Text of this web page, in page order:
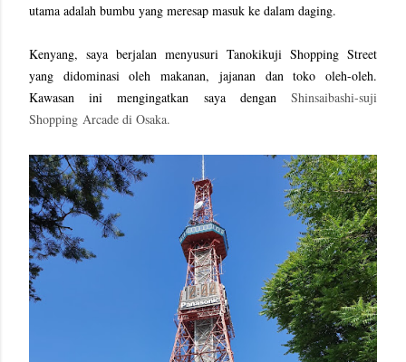
utama adalah bumbu yang meresap masuk ke dalam daging.
Kenyang, saya berjalan menyusuriTanokikuji Shopping Street
yang didominasi oleh makanan, jajanan dan toko oleh-oleh.
Kawasan ini mengingatkan saya dengan Shinsaibashi-suji
Shopping Arcade di Osaka.